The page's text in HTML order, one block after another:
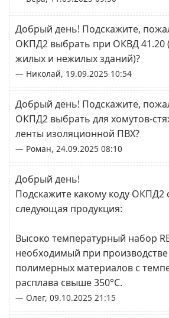
Добрый день! Подскажите,
ОКПД2 выбрать при ОКВД 41.20
жилых и нежилых зданий)?
— Николай, 19.09.2025 10:54
Добрый день! Подскажите,
ОКПД2 выбрать для хомутов-
ленты изоляционной ПВХ?
— Роман, 24.09.2025 08:10
Добрый день!
Подскажите какому коду ОКПД2
следующая продукция:
Высоко температурный набор
необходимый при производстве
полимерных материалов с
расплава свыше 350°С.
— Олег, 09.10.2025 21:15